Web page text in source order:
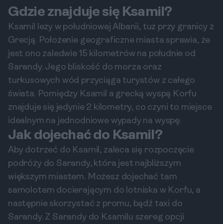
Gdzie znajduje się Ksamil?
Ksamil leży w południowej Albanii, tuż przy granicy z
Grecją. Położenie geograficzne miasta sprawia, że
jest ono zaledwie 15 kilometrów na południe od
Sarandy. Jego bliskość do morza oraz
turkusowych wód przyciąga turystów z całego
świata. Pomiędzy Ksamil a grecką wyspą Korfu
znajduje się jedynie 2 kilometry, co czyni to miejsce
idealnym na jednodniowe wypady na wyspę.
Jak dojechać do Ksamil?
Aby dotrzeć do Ksamil, zaleca się rozpoczęcie
podróży do Sarandy, która jest najbliższym
większym miastem. Możesz dojechać tam
samolotem docierającym do lotniska w Korfu, a
następnie skorzystać z promu, bądź taxi do
Sarandy. Z Sarandy do Ksamilu szereg opcji